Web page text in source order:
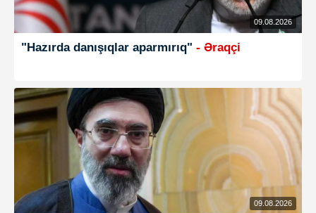
09.08.2026
"Hazırda danışıqlar aparmırıq" - Əraqçi
09.08.2026